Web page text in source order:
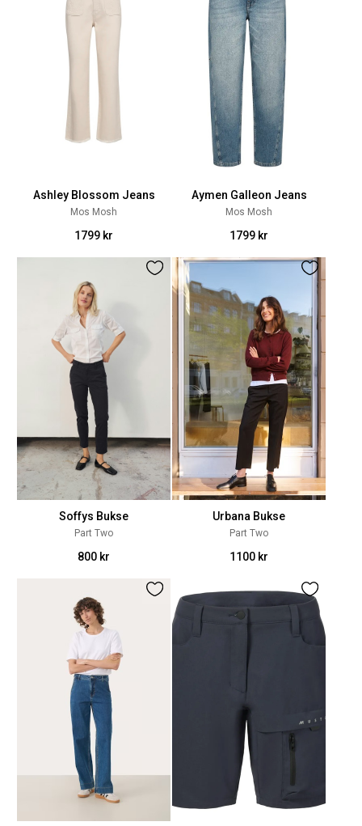
Ashley Blossom Jeans
Mos Mosh
1799 kr
Aymen Galleon Jeans
Mos Mosh
1799 kr
Soffys Bukse
Part Two
800 kr
Urbana Bukse
Part Two
1100 kr